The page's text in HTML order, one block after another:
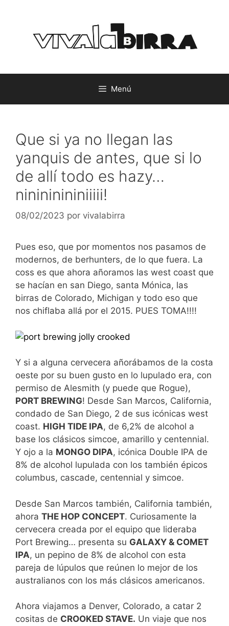
contenido
Menú
Que si ya no llegan las
yanquis de antes, que si lo
de allí todo es hazy…
ninininininiiiii!
08/02/2023 por vivalabirra
Pues eso, que por momentos nos pasamos de
modernos, de berhunters, de lo que fuera. La
coss es que ahora añoramos las west coast que
se hacían en san Diego, santa Mónica, las
birras de Colorado, Michigan y todo eso que
nos chiflaba allá por el 2015. PUES TOMA!!!!
Y si a alguna cervecera añorábamos de la costa
oeste por su buen gusto en lo lupulado era, con
permiso de Alesmith (y puede que Rogue),
PORT BREWING! Desde San Marcos, California,
condado de San Diego, 2 de sus icónicas west
coast. HIGH TIDE IPA, de 6,2% de alcohol a
base los clásicos simcoe, amarillo y centennial.
Y ojo a la MONGO DIPA, icónica Double IPA de
8% de alcohol lupulada con los también épicos
columbus, cascade, centennial y simcoe.
Desde San Marcos también, California también,
ahora THE HOP CONCEPT. Curiosamente la
cervecera creada por el equipo que lideraba
Port Brewing… presenta su GALAXY & COMET
IPA, un pepino de 8% de alcohol con esta
pareja de lúpulos que reúnen lo mejor de los
australianos con los más clásicos americanos.
Ahora viajamos a Denver, Colorado, a catar 2
cositas de CROOKED STAVE. Un viaje que nos